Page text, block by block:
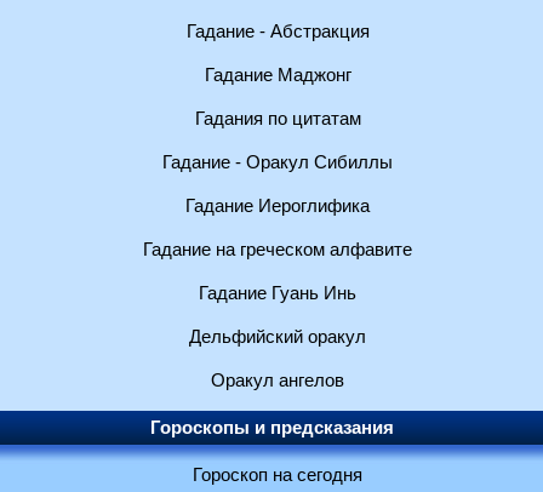
Гадание - Абстракция
Гадание Маджонг
Гадания по цитатам
Гадание - Оракул Сибиллы
Гадание Иероглифика
Гадание на греческом алфавите
Гадание Гуань Инь
Дельфийский оракул
Оракул ангелов
Гороскопы и предсказания
Гороскоп на сегодня